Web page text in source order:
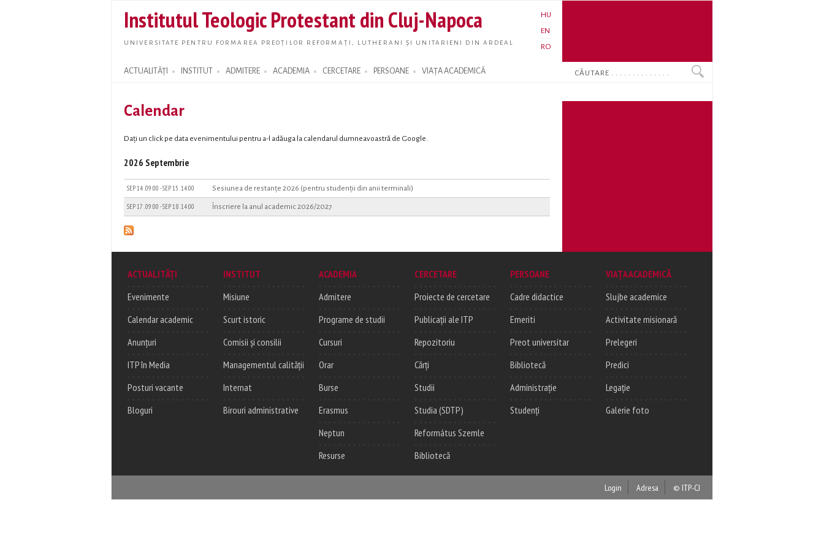
main
content
Institutul Teologic Protestant din Cluj-Napoca
UNIVERSITATE PENTRU FORMAREA PREOȚILOR REFORMAȚI, LUTHERANI ȘI UNITARIENI DIN ARDEAL
HU
EN
RO
ACTUALITĂȚI INSTITUT ADMITERE ACADEMIA CERCETARE PERSOANE VIAȚA ACADEMICĂ
Search form
Search
Calendar
Dați un click pe data evenimentului pentru a-l adăuga la calendarul dumneavoastră de Google.
2026 Septembrie
SEP 14 . 09:00 -SEP 15 . 14:00 Sesiunea de restanțe 2026 (pentru studenții din anii terminali)
SEP 17 . 09:00 -SEP 18 . 14:00 Înscriere la anul academic 2026/2027
ACTUALITĂȚI
Evenimente
Calendar academic
Anunțuri
ITP în Media
Posturi vacante
Bloguri
INSTITUT
Misiune
Scurt istoric
Comisii și consilii
Managementul calității
Internat
Birouri administrative
ACADEMIA
Admitere
Programe de studii
Cursuri
Orar
Burse
Erasmus
Neptun
Resurse
CERCETARE
Proiecte de cercetare
Publicații ale ITP
Repozitoriu
Cărți
Studii
Studia (SDTP)
Református Szemle
Bibliotecă
PERSOANE
Cadre didactice
Emeriti
Preot universitar
Bibliotecă
Administrație
Studenți
VIAȚA ACADEMICĂ
Slujbe academice
Activitate misionară
Prelegeri
Predici
Legație
Galerie foto
Login Adresa © ITP-CJ